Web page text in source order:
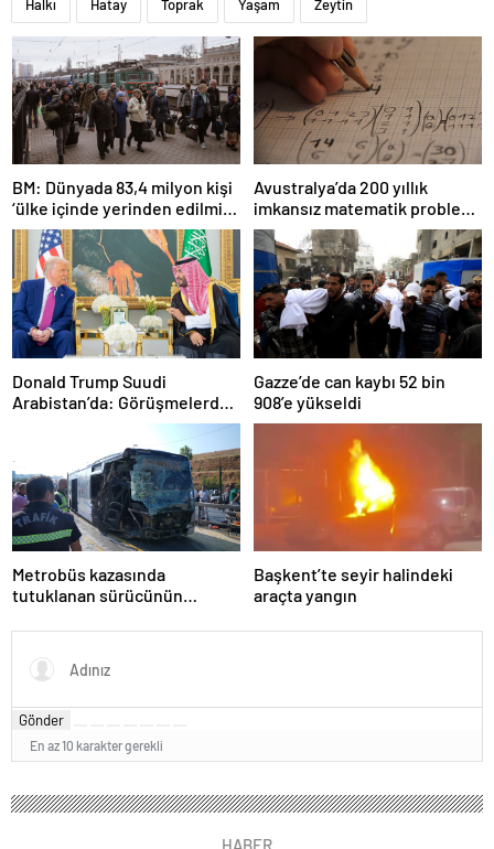
Halkı Hatay Toprak Yaşam Zeytin
BM: Dünyada 83,4 milyon kişi
‘ülke içinde yerinden edilmiş’
olarak yaşıyor
Avustralya’da 200 yıllık
imkansız matematik problemi
çözüldü
Donald Trump Suudi
Arabistan’da: Görüşmelerde
Gazze’de can kaybı 52 bin
908’e yükseldi
Metrobüs kazasında
tutuklanan sürücünün
Başkent’te seyir halindeki
araçta yangın
Gönder
En az 10 karakter gerekli
HABER